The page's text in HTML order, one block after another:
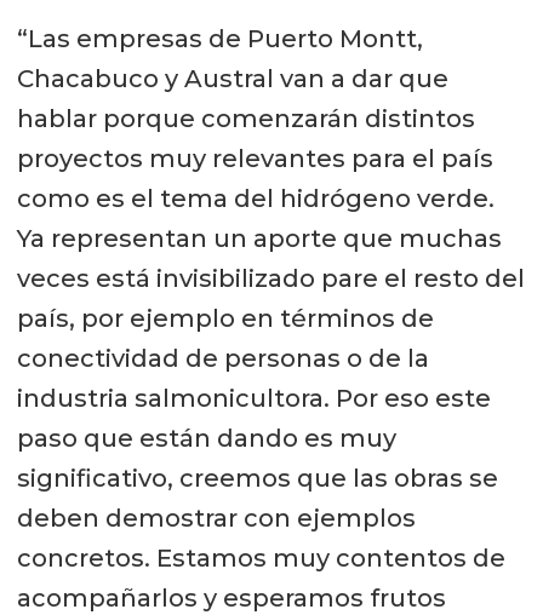
“Las empresas de Puerto Montt,
Chacabuco y Austral van a dar que
hablar porque comenzarán distintos
proyectos muy relevantes para el país
como es el tema del hidrógeno verde.
Ya representan un aporte que muchas
veces está invisibilizado pare el resto del
país, por ejemplo en términos de
conectividad de personas o de la
industria salmonicultora. Por eso este
paso que están dando es muy
significativo, creemos que las obras se
deben demostrar con ejemplos
concretos. Estamos muy contentos de
acompañarlos y esperamos frutos